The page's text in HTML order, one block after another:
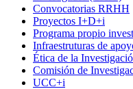
Convocatorias RRHH
Proyectos I+D+i
Programa propio
Infraestruturas de
Ética de la
Comisión de
UCC+i